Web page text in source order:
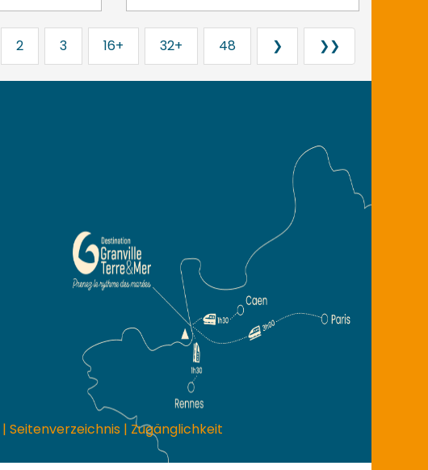
2 3 16+ 32+ 48 ❯ ❯❯
| Seitenverzeichnis | Zugänglichkeit